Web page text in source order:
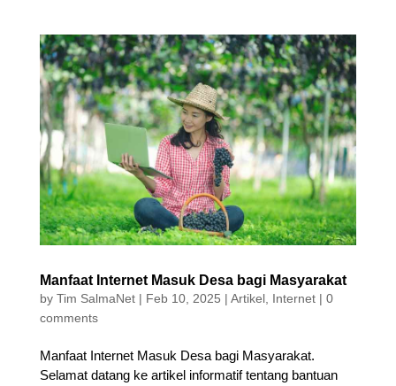
Manfaat Internet Masuk Desa bagi Masyarakat
by Tim SalmaNet| Feb 10, 2025 | Artikel, Internet| 0
comments
Manfaat Internet Masuk Desa bagi Masyarakat.
Selamat datang ke artikel informatif tentang bantuan